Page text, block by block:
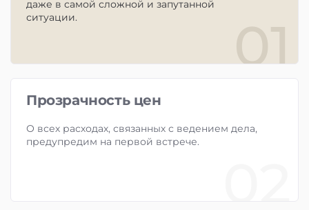
даже в самой сложной и запутанной
ситуации.
01
Прозрачность цен
О всех расходах, связанных с ведением дела,
предупредим на первой встрече.